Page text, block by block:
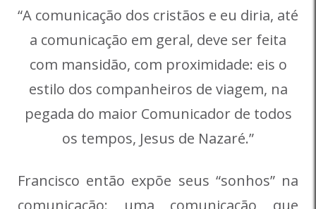
“A comunicação dos cristãos e eu diria, até
a comunicação em geral, deve ser feita
com mansidão, com proximidade: eis o
estilo dos companheiros de viagem, na
pegada do maior Comunicador de todos
os tempos, Jesus de Nazaré.”
Francisco então expõe seus “sonhos” na